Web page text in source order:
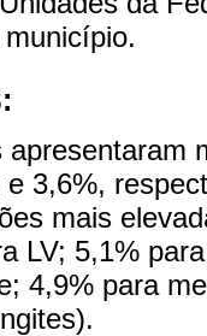
apresentaram
3,6%,
mais
LV; 5,1%
4,9% para